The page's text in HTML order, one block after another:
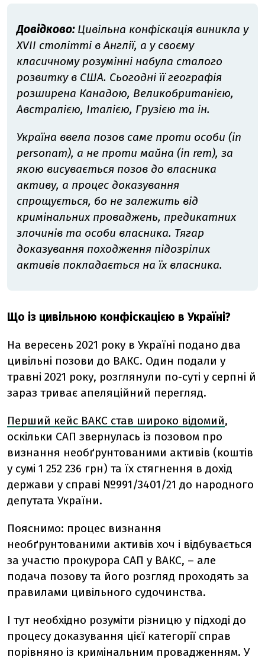
Довідково: Цивільна конфіскація виникла у
XVII столітті в Англії, а у своєму
класичному розумінні набула сталого
розвитку в США. Сьогодні її географія
розширена Канадою, Великобританією,
Австралією, Італією, Грузією та ін.
Україна ввела позов саме проти особи (in
personam), а не проти майна (in rem), за
якою висувається позов до власника
активу, а процес доказування
спрощується, бо не залежить від
кримінальних проваджень, предикатних
злочинів та особи власника. Тягар
доказування походження підозрілих
активів покладається на їх власника.
Що із цивільною конфіскацією в Україні?
На вересень 2021 року в Україні подано два
цивільні позови до ВАКС. Один подали у
травні 2021 року, розглянули по-суті у серпні й
зараз триває апеляційний перегляд.
Перший кейс ВАКС став широко відомий,
оскільки САП звернулась із позовом про
визнання необґрунтованими активів (коштів
у сумі 1 252 236 грн) та їх стягнення в дохід
держави у справі №991/3401/21 до народного
депутата України.
Пояснимо: процес визнання
необґрунтованими активів хоч і відбувається
за участю прокурора САП у ВАКС, – але
подача позову та його розгляд проходять за
правилами цивільного судочинства.
І тут необхідно розуміти різницю у підході до
процесу доказування цієї категорії справ
порівняно із кримінальним провадженням. У